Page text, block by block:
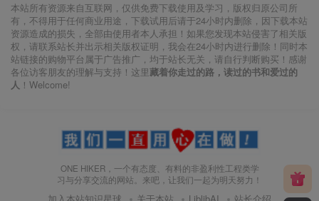
本站所有资源来自互联网，仅供免费下载使用及学习，版权归原公司所
有，不得用于任何商业用途，下载试用后请于24小时内删除，因下载本站
资源造成的损失，全部由使用者本人承担！如果您发现本站侵害了相关版
权，请联系站长并出示相关版权证明，我会在24小时内进行删除！同时本
站链接的购物平台属于广告推广，均于站长无关，请自行判断购买！感谢
各位访客朋友的理解与支持！这里藏着你走过的路，读过的书和爱过的
人 ！Welcome!
ONE HIKER，一个有态度、有料的非盈利性工程类学
习与分享交流的网站。来吧，让我们一起为明天努力！